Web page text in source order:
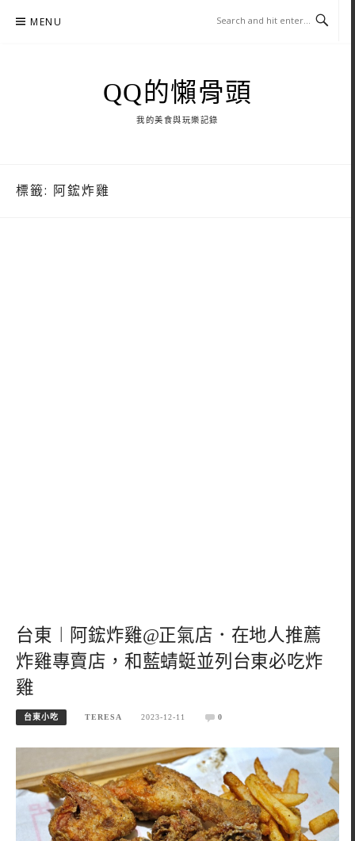
MENU
QQ的懶骨頭
我的美食與玩樂記錄
標籤: 阿鋐炸雞
台東︱阿鋐炸雞@正氣店．在地人推薦
炸雞專賣店，和藍蜻蜓並列台東必吃炸
雞
台東小吃 TERESA 2023-12-11 0